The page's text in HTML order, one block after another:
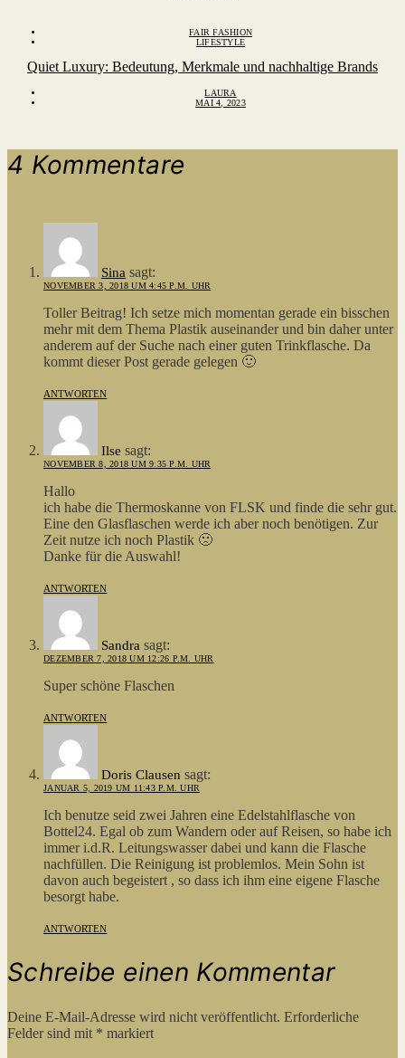
FAIR FASHION
LIFESTYLE
Quiet Luxury: Bedeutung, Merkmale und nachhaltige Brands
LAURA
MAI 4, 2023
4 Kommentare
Sina sagt:
NOVEMBER 3, 2018 UM 4:45 P.M. UHR
Toller Beitrag! Ich setze mich momentan gerade ein bisschen
mehr mit dem Thema Plastik auseinander und bin daher unter
anderem auf der Suche nach einer guten Trinkflasche. Da
kommt dieser Post gerade gelegen 🙂
ANTWORTEN
Ilse sagt:
NOVEMBER 8, 2018 UM 9:35 P.M. UHR
Hallo
ich habe die Thermoskanne von FLSK und finde die sehr gut.
Eine den Glasflaschen werde ich aber noch benötigen. Zur
Zeit nutze ich noch Plastik 🙁
Danke für die Auswahl!
ANTWORTEN
Sandra sagt:
DEZEMBER 7, 2018 UM 12:26 P.M. UHR
Super schöne Flaschen
ANTWORTEN
Doris Clausen sagt:
JANUAR 5, 2019 UM 11:43 P.M. UHR
Ich benutze seid zwei Jahren eine Edelstahlflasche von
Bottel24. Egal ob zum Wandern oder auf Reisen, so habe ich
immer i.d.R. Leitungswasser dabei und kann die Flasche
nachfüllen. Die Reinigung ist problemlos. Mein Sohn ist
davon auch begeistert , so dass ich ihm eine eigene Flasche
besorgt habe.
ANTWORTEN
Schreibe einen Kommentar
Deine E-Mail-Adresse wird nicht veröffentlicht. Erforderliche
Felder sind mit * markiert